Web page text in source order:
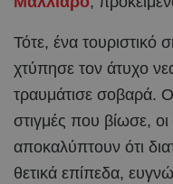
Τότε, ένα
χτύπησε τον άτυχο
τραυμάτισε σοβαρά. Ο
στιγμές που βίωσε,
αποκαλύπτουν ότι
θετικά επίπεδα,